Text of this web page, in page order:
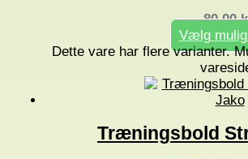
80,00
Vælg
Dette vare har flere varianter.
Træningsbold